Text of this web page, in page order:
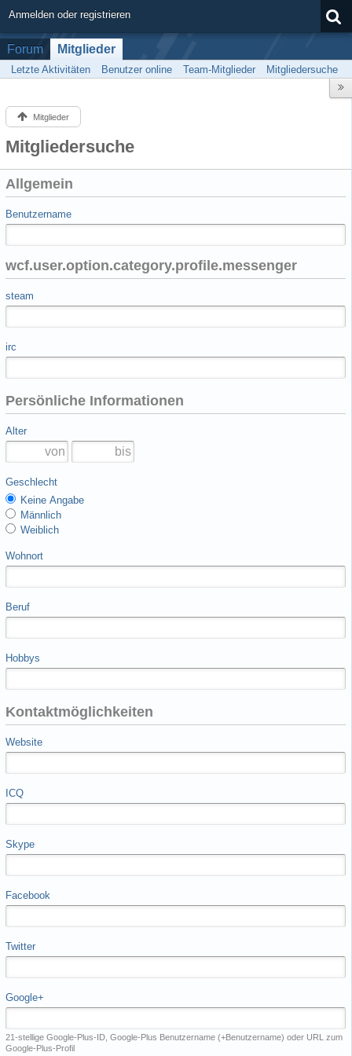
Anmelden oder registrieren
Forum Mitglieder
Letzte Aktivitäten Benutzer online Team-Mitglieder Mitgliedersuche
Mitglieder
Mitgliedersuche
Allgemein
Benutzername
wcf.user.option.category.profile.messenger
steam
irc
Persönliche Informationen
Alter
Geschlecht
Keine Angabe
Männlich
Weiblich
Wohnort
Beruf
Hobbys
Kontaktmöglichkeiten
Website
ICQ
Skype
Facebook
Twitter
Google+
21-stellige Google-Plus-ID, Google-Plus Benutzername (+Benutzername) oder URL zum
Google-Plus-Profil